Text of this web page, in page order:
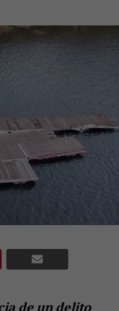
de un delito